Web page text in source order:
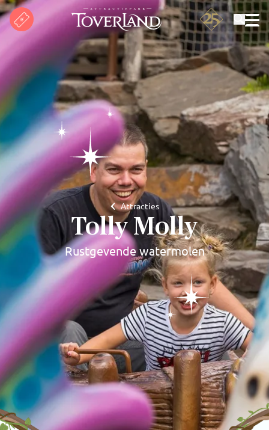
Zoeken
Attracties
Tolly Molly
Rustgevende watermolen